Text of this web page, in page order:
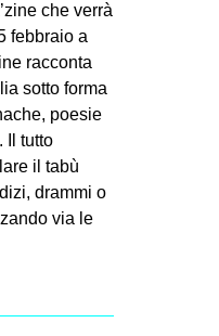
che verrà
febbraio a
racconta
sotto forma
poesie
Il tutto
il tabù
drammi o
via le